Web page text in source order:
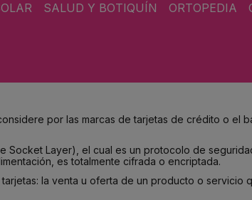
SALUD Y BOTIQUÍN ORTOPEDIA
por las marcas de tarjetas de crédito o el
Socket Layer), el cual es un protocolo de
es totalmente cifrada o encriptada.
la venta u oferta de un producto o